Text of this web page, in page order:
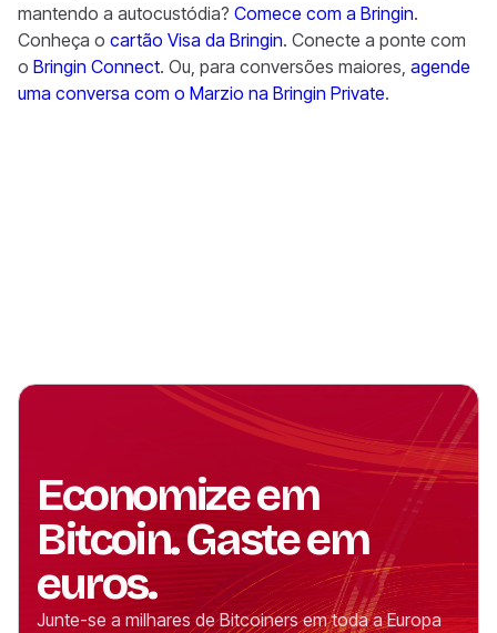
mantendo a autocustódia? Comece com a Bringin.
Conheça o cartão Visa da Bringin. Conecte a ponte com
o Bringin Connect. Ou, para conversões maiores, agende
uma conversa com o Marzio na Bringin Private.
Economize em
Bitcoin. Gaste em
euros.
Junte-se a milhares de Bitcoiners em toda a Europa